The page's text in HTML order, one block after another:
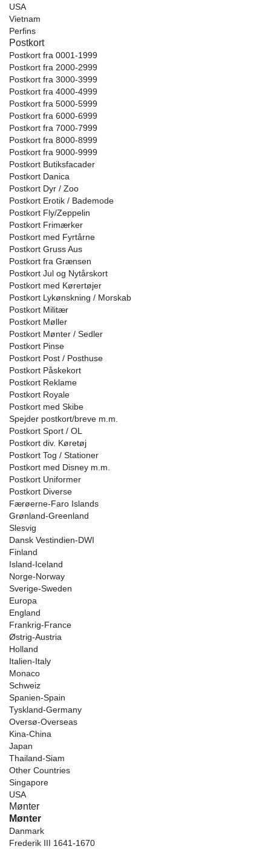
USA
Vietnam
Perfins
Postkort
Postkort fra 0001-1999
Postkort fra 2000-2999
Postkort fra 3000-3999
Postkort fra 4000-4999
Postkort fra 5000-5999
Postkort fra 6000-6999
Postkort fra 7000-7999
Postkort fra 8000-8999
Postkort fra 9000-9999
Postkort Butiksfacader
Postkort Danica
Postkort Dyr / Zoo
Postkort Erotik / Bademode
Postkort Fly/Zeppelin
Postkort Frimærker
Postkort med Fyrtårne
Postkort Gruss Aus
Postkort fra Grænsen
Postkort Jul og Nytårskort
Postkort med Kørertøjer
Postkort Lykønskning / Morskab
Postkort Militær
Postkort Møller
Postkort Mønter / Sedler
Postkort Pinse
Postkort Post / Posthuse
Postkort Påskekort
Postkort Reklame
Postkort Royale
Postkort med Skibe
Spejder postkort/breve m.m.
Postkort Sport / OL
Postkort div. Køretøj
Postkort Tog / Stationer
Postkort med Disney m.m.
Postkort Uniformer
Postkort Diverse
Færøerne-Faro Islands
Grønland-Greenland
Slesvig
Dansk Vestindien-DWI
Finland
Island-Iceland
Norge-Norway
Sverige-Sweden
Europa
England
Frankrig-France
Østrig-Austria
Holland
Italien-Italy
Monaco
Schweiz
Spanien-Spain
Tyskland-Germany
Oversø-Overseas
Kina-China
Japan
Thailand-Siam
Other Countries
Singapore
USA
Mønter
Mønter
Danmark
Frederik III 1641-1670